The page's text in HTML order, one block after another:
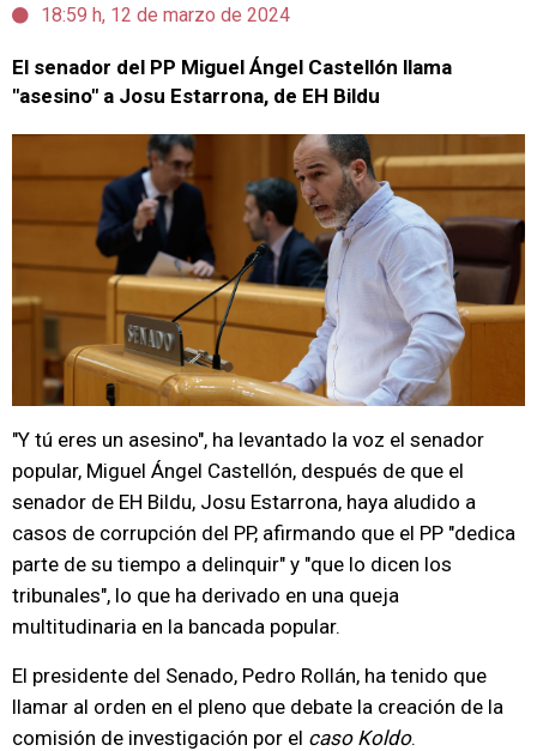
18:59 h, 12 de marzo de 2024
El senador del PP Miguel Ángel Castellón llama
"asesino" a Josu Estarrona, de EH Bildu
"Y tú eres un asesino", ha levantado la voz el senador
popular, Miguel Ángel Castellón, después de que el
senador de EH Bildu, Josu Estarrona, haya aludido a
casos de corrupción del PP, afirmando que el PP "dedica
parte de su tiempo a delinquir" y "que lo dicen los
tribunales", lo que ha derivado en una queja
multitudinaria en la bancada popular.
El presidente del Senado, Pedro Rollán, ha tenido que
llamar al orden en el pleno que debate la creación de la
comisión de investigación por el caso Koldo.